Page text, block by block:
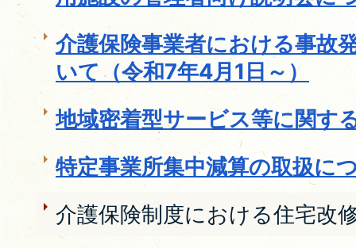
介護保険事業者における事故
いて（令和7年4月1日～）
地域密着型サービス等に関す
特定事業所集中減算の取扱に
介護保険制度における住宅改